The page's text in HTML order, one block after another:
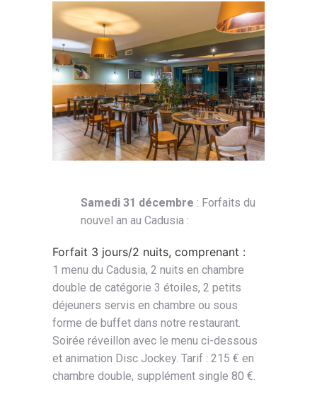
Samedi 31 décembre : Forfaits du
nouvel an au Cadusia :
Forfait 3 jours/2 nuits, comprenant :
1 menu du Cadusia, 2 nuits en chambre
double de catégorie 3 étoiles, 2 petits
déjeuners servis en chambre ou sous
forme de buffet dans notre restaurant.
Soirée réveillon avec le menu ci-dessous
et animation Disc Jockey. Tarif : 215 € en
chambre double, supplément single 80 €.